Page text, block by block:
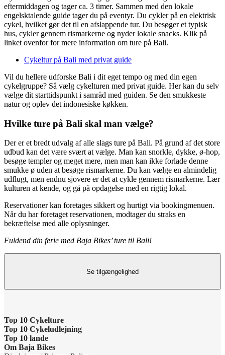
eftermiddagen og tager ca. 3 timer. Sammen med den lokale
engelsktalende guide tager du på eventyr. Du cykler på en elektrisk
cykel, hvilket gør det til en afslappende tur. Du besøger et typisk
hus, cykler gennem rismarkerne og nyder lokale snacks. Klik på
linket ovenfor for mere information om ture på Bali.
Cykeltur på Bali med privat guide
Vil du hellere udforske Bali i dit eget tempo og med din egen
cykelgruppe? Så vælg cykelturen med privat guide. Her kan du selv
vælge dit starttidspunkt i samråd med guiden. Se den smukkeste
natur og oplev det indonesiske køkken.
Hvilke ture på Bali skal man vælge?
Der er et bredt udvalg af alle slags ture på Bali. På grund af det store
udbud kan det være svært at vælge. Man kan snorkle, dykke, ø-hop,
besøge templer og meget mere, men man kan ikke forlade denne
smukke ø uden at besøge rismarkerne. Du kan vælge en almindelig
udflugt, men endnu sjovere er det at cykle gennem rismarkerne. Lær
kulturen at kende, og gå på opdagelse med en rigtig lokal.
Reservationer kan foretages sikkert og hurtigt via bookingmenuen.
Når du har foretaget reservationen, modtager du straks en
bekræftelse med alle oplysninger.
Fuldend din ferie med Baja Bikes’ ture til Bali!
Se tilgængelighed
Top 10 Cykelture
Cykeltur i Barcelona: højdepunkterne
Top 10 Cykeludlejning
Barcelona Cykeludlejning
Top 10 lande
Om Baja Bikes